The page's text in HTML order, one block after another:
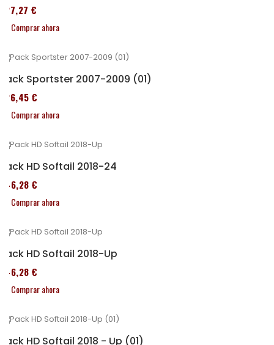
227,27 €
Comprar ahora
Pack Sportster 2007-2009 (01)
326,45 €
Comprar ahora
Pack HD Softail 2018-24
246,28 €
Comprar ahora
Pack HD Softail 2018-Up
246,28 €
Comprar ahora
Pack HD Softail 2018 - Up (01)